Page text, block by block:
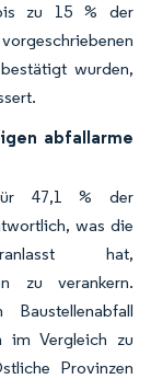
zu 15 % der
wurden,
abfallarme
47,1 % der
was die
hat,
zu verankern.
im Vergleich zu
Provinzen